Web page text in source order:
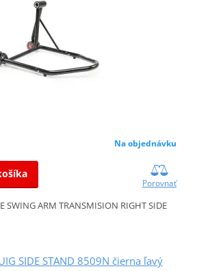
Na objednávku
Porovnať
SWING ARM TRANSMISION RIGHT SIDE
SIDE STAND 8509N čierna ľavý